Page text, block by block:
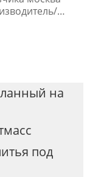
на
под